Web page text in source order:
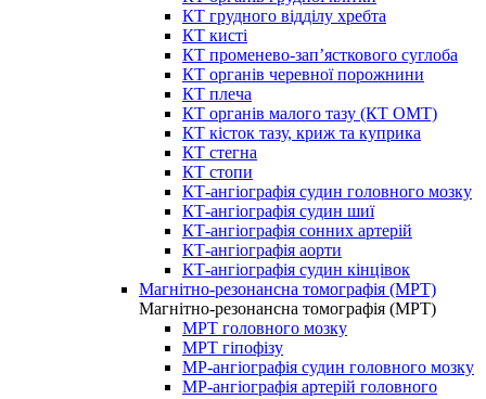
КТ грудного відділу хребта
КТ кисті
КТ променево-зап’ясткового суглоба
КТ органів черевної порожнини
КТ плеча
КТ органів малого тазу (КТ ОМТ)
КТ кісток тазу, криж та куприка
КТ стегна
КТ стопи
КТ-ангіографія судин головного мозку
КТ-ангіографія судин шиї
КТ-ангіографія сонних артерій
КТ-ангіографія аорти
КТ-ангіографія судин кінцівок
Магнітно-резонансна томографія (МРТ)
Магнітно-резонансна томографія (МРТ)
МРТ головного мозку
МРТ гіпофізу
МР-ангіографія судин головного мозку
МР-ангіографія артерій головного